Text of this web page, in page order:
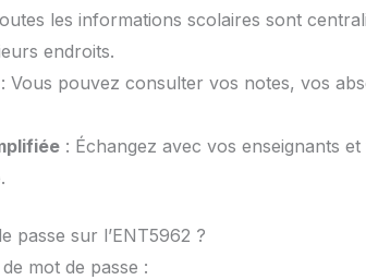
les informations scolaires sont
endroits.
Vous pouvez consulter vos notes, vos
: Échangez avec vos enseignants et
passe sur l’ENT5962 ?
mot de passe :